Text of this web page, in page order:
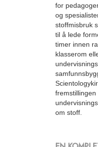
for
og
stoffmisbruk
til å lede
timer innen
klasserom
fremstillingen
om stoff.